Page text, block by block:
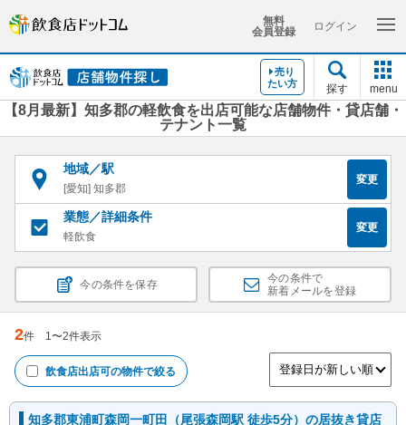
無料
会員登録
ログイン
売り
たい方
探す menu
【8月最新】知多郡の軽飲食を出店可能な店舗物件・貸店舗・
テナント一覧
地域／駅
[愛知] 知多郡
変更
業態／詳細条件
軽飲食
変更
今の条件を保存
今の条件で
新着メールを登録
2件 1〜2件表示
飲食店出店可の物件で絞る
知多郡東浦町森岡一町田（尾張森岡駅 徒歩5分）の居抜き貸店